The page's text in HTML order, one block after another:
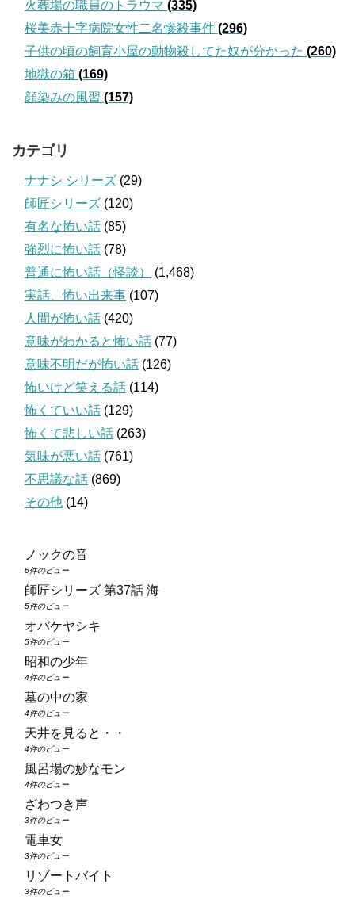
火葬場の職員のトラウマ (335)
桜美赤十字病院女性二名惨殺事件 (296)
子供の頃の飼育小屋の動物殺してた奴が分かった (260)
地獄の箱 (169)
顔染みの風習 (157)
カテゴリ
ナナシ シリーズ (29)
師匠シリーズ (120)
有名な怖い話 (85)
強烈に怖い話 (78)
普通に怖い話（怪談）
(1,468)
実話、怖い出来事 (107)
人間が怖い話 (420)
意味がわかると怖い話 (77)
意味不明だが怖い話 (126)
怖いけど笑える話 (114)
怖くていい話 (129)
怖くて悲しい話 (263)
気味が悪い話 (761)
不思議な話 (869)
その他 (14)
ノックの音
6件のビュー
師匠シリーズ 第37話 海
5件のビュー
オバケヤシキ
5件のビュー
昭和の少年
4件のビュー
墓の中の家
4件のビュー
天井を見ると・・
4件のビュー
風呂場の妙なモン
4件のビュー
ざわつき声
3件のビュー
電車女
3件のビュー
リゾートバイト
3件のビュー